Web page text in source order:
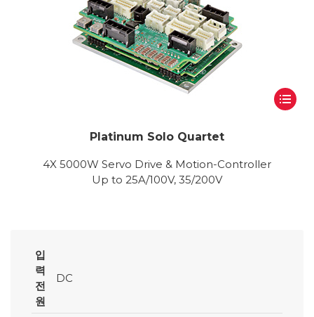
Platinum Solo Quartet
4X 5000W Servo Drive & Motion-Controller
Up to 25A/100V, 35/200V
입
력
전
원
DC